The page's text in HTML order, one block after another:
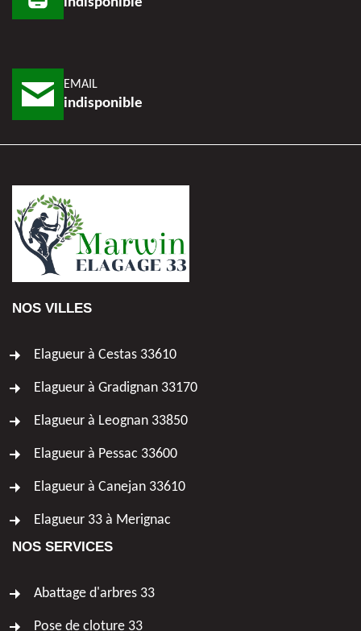
EMAIL
indisponible
NOS VILLES
Elagueur à Cestas 33610
Elagueur à Gradignan 33170
Elagueur à Leognan 33850
Elagueur à Pessac 33600
Elagueur à Canejan 33610
Elagueur 33 à Merignac
NOS SERVICES
Abattage d'arbres 33
Pose de cloture 33